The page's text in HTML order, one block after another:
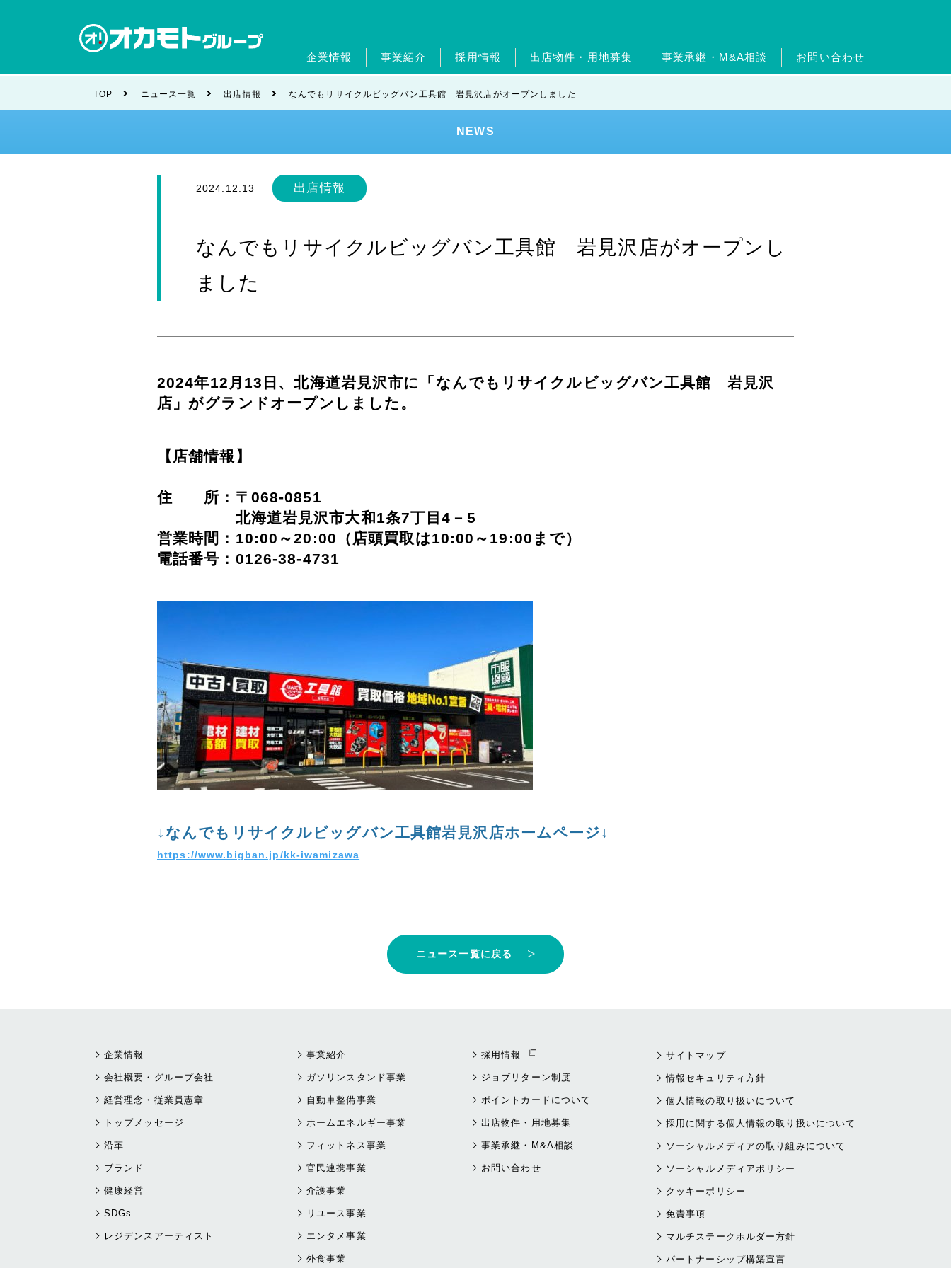
企業情報
会社概要・グループ会社 経営理念・従業員憲章
SDGs レジデンスアーティスト
事業紹介
ガソリンスタンド事業 自動車整備事業
採用情報
新卒採用 中途採用
ジョブリターン制度 ポイントカードについて
出店物件・用地募集 事業承継・M&A相談 お問い合わせ
TOP ニュース一覧 出店情報 なんでもリサイクルビッグバン工具館 岩見沢店がオープンしました
NEWS
2024.12.13 出店情報
なんでもリサイクルビッグバン工具館 岩見沢店がオープンし
ました
2024年12月13日、北海道岩見沢市に「なんでもリサイクルビッグバン工具館 岩見沢
店」がグランドオープンしました。
【店舗情報】
住 所：〒068‐0851
北海道岩見沢市大和1条7丁目4－5
営業時間：10:00～20:00（店頭買取は10:00～19:00まで）
電話番号：0126‐38‐4731
↓なんでもリサイクルビッグバン工具館岩見沢店ホームページ↓
https://www.bigban.jp/kk-iwamizawa
ニュース一覧に戻る
企業情報
会社概要・グループ会社
経営理念・従業員憲章
トップメッセージ
沿革
ブランド
健康経営
SDGs
レジデンスアーティスト
事業紹介
ガソリンスタンド事業
自動車整備事業
ホームエネルギー事業
フィットネス事業
官民連携事業
介護事業
リユース事業
エンタメ事業
外食事業
採用情報
ジョブリターン制度
ポイントカードについて
出店物件・用地募集
事業承継・M&A相談
お問い合わせ
サイトマップ
情報セキュリティ方針
個人情報の取り扱いについて
採用に関する個人情報の取り扱いについて
ソーシャルメディアの取り組みについて
ソーシャルメディアポリシー
クッキーポリシー
免責事項
マルチステークホルダー方針
パートナーシップ構築宣言